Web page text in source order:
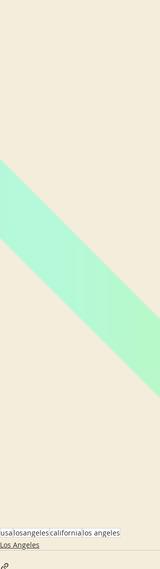
usa losangelescalifornia los angeles
Los Angeles